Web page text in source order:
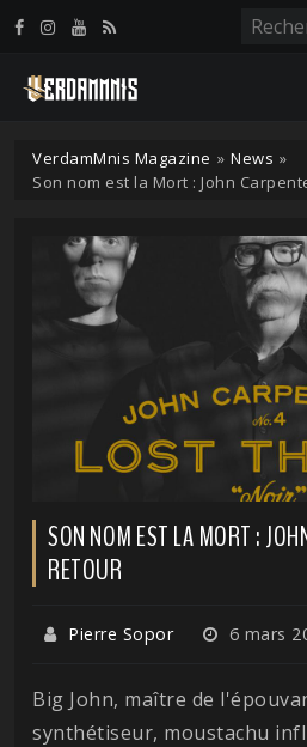
VerdamMnis Magazine » News »
Son nom est la Mort : John
SON NOM EST LA MORT :
RETOUR
Pierre Sopor 6 mars
Big John, maître de
synthétiseur, moustachu
Panneau de gestion des cookies